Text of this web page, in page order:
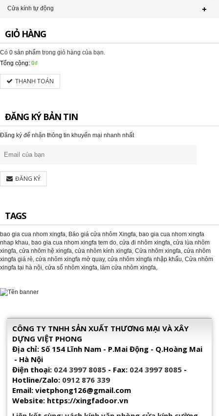
Cửa kính tự động
GIỎ HÀNG
Có 0 sản phẩm trong giỏ hàng của bạn.
Tổng cộng: 0₫
THANH TOÁN
ĐĂNG KÝ BẢN TIN
Đăng ký để nhận thông tin khuyến mại nhanh nhất
ĐĂNG KÝ
TAGS
bao gia cua nhom xingfa Báo giá cửa nhôm Xingfa bao gia cua nhom xingfa
nhap khau bao gia cua nhom xingfa tem do cửa đi nhôm xingfa cửa lùa nhôm
xingfa cửa nhôm hệ xingfa cửa nhôm kính xingfa Cửa nhôm xingfa cửa nhôm
xingfa giá rẻ cửa nhôm xingfa mở quay, cửa nhôm xingfa nhập khẩu Cửa nhôm
xingfa tại hà nội cửa sổ nhôm xingfa làm cửa nhôm xingfa
CÔNG TY TNHH SẢN XUẤT THƯƠNG MẠI VÀ XÂY
DỰNG VIỆT PHONG
Địa chỉ: Số 154 Lĩnh Nam - P.Mai Động - Q.Hoàng Mai
- Hà Nội
Điện thoại: 024 3997 8085 - Fax: 024 3997 8085 -
Hotline/Zalo: 0912 876 339
Email: vietphong126@gmail.com
Website: https://xingfadoor.vn